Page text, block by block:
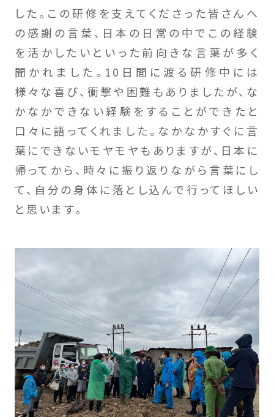
した。この研修を支えてくださった皆さんへ
の感謝の言葉、日本の日常の中でこの経験
を活かしたいといった前向きな言葉が多く
聞かれました。10日間に渡る研修中には
様々な喜び、衝撃や困難もありましたが、な
かなかできない経験をすることができたと
口々に語ってくれました。なかなかすぐに言
葉にできないモヤモヤもありますが、日本に
帰ってから、時々に振り返りながら言葉にし
て、自分の身体に落とし込んで行ってほしい
と思います。